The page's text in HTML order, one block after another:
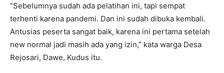
“Sebelumnya sudah ada pelatihan ini, tapi sempat
terhenti karena pandemi. Dan ini sudah dibuka kembali.
Antusias peserta sangat baik, karena ini pertama setelah
new normal jadi masih ada yang izin,” kata warga Desa
Rejosari, Dawe, Kudus itu.